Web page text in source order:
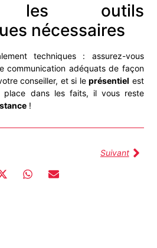
les outils
nécessaires
techniques : assurez-vous
communication adéquats de façon
conseiller, et si leprésentiel est
place dans les faits, il vous reste
!
Suivant